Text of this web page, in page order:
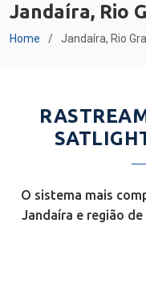
Jandaíra, Rio
Home Jandaíra, Rio
O sistema mais
Jandaíra e região